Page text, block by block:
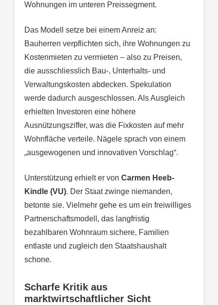
Wohnungen im unteren Preissegment.
Das Modell setze bei einem Anreiz an:
Bauherren verpflichten sich, ihre Wohnungen zu
Kostenmieten zu vermieten – also zu Preisen,
die ausschliesslich Bau-, Unterhalts- und
Verwaltungskosten abdecken. Spekulation
werde dadurch ausgeschlossen. Als Ausgleich
erhielten Investoren eine höhere
Ausnützungsziffer, was die Fixkosten auf mehr
Wohnfläche verteile. Nägele sprach von einem
„ausgewogenen und innovativen Vorschlag“.
Unterstützung erhielt er von Carmen Heeb-
Kindle (VU). Der Staat zwinge niemanden,
betonte sie. Vielmehr gehe es um ein freiwilliges
Partnerschaftsmodell, das langfristig
bezahlbaren Wohnraum sichere, Familien
entlaste und zugleich den Staatshaushalt
schone.
Scharfe Kritik aus
marktwirtschaftlicher Sicht